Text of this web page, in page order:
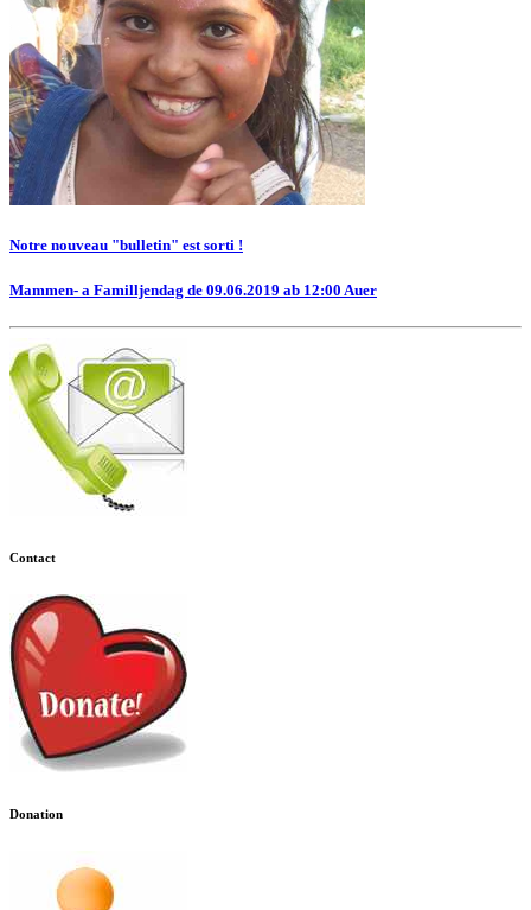
Notre nouveau "bulletin" est sorti !
Mammen- a Familljendag de 09.06.2019 ab 12:00 Auer
Contact
Donation